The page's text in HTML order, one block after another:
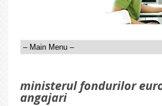
ministerul fondurilor
angajari